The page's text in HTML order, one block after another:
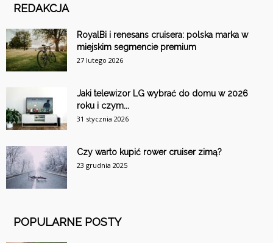
REDAKCJA
RoyalBi i renesans cruisera: polska marka w
miejskim segmencie premium
27 lutego 2026
Jaki telewizor LG wybrać do domu w 2026
roku i czym...
31 stycznia 2026
Czy warto kupić rower cruiser zimą?
23 grudnia 2025
POPULARNE POSTY